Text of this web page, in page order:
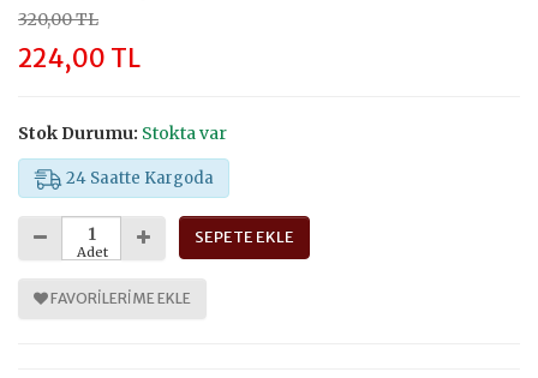
320,00 TL
224,00 TL
Stok Durumu: Stokta var
24 Saatte Kargoda
Adet
SEPETE EKLE
FAVORILERIME EKLE